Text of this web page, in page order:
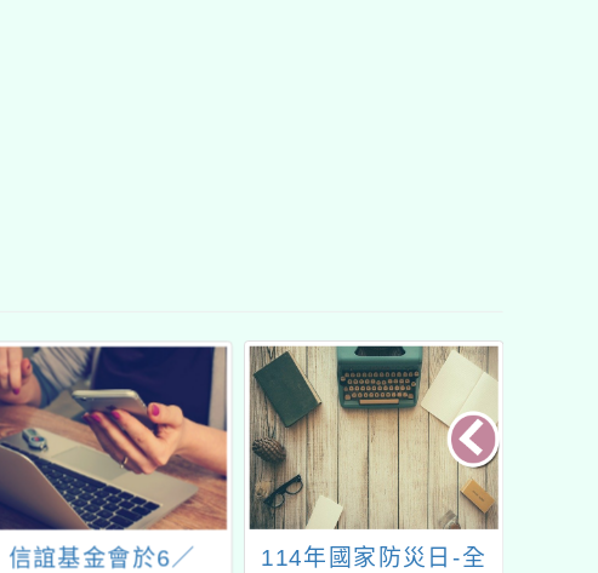
114年國家防災日-全
第二十四屆和泰汽車全